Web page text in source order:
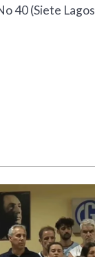
40 (Siete